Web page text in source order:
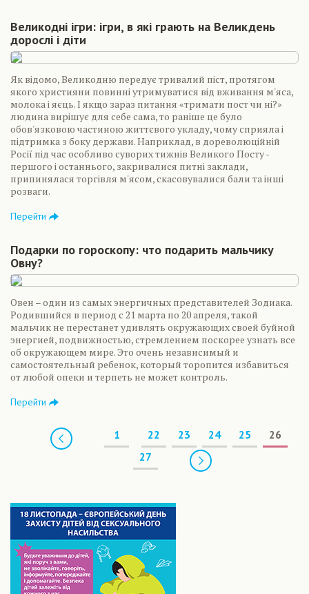
Великодні ігри: ігри, в які грають на Великдень
дорослі і діти
Як відомо, Великодню передує тривалий піст, протягом
якого християни повинні утримуватися від вживання м'яса,
молока і яєць. І якщо зараз питання «тримати пост чи ні?»
людина вирішує для себе сама, то раніше це було
обов'язковою частиною життєвого укладу, чому сприяла і
підтримка з боку держави. Наприклад, в дореволюційній
Росії під час особливо суворих тижнів Великого Посту -
першого і останнього, закривалися питні заклади,
припинялася торгівля м'ясом, скасовувалися бали та інші
розваги.
Перейти
Подарки по гороскопу: что подарить мальчику
Овну?
Овен – один из самых энергичных представителей Зодиака.
Родившийся в период с 21 марта по 20 апреля, такой
мальчик не перестанет удивлять окружающих своей буйной
энергией, подвижностью, стремлением поскорее узнать все
об окружающем мире. Это очень независимый и
самостоятельный ребенок, который торопится избавиться
от любой опеки и терпеть не может контроль.
Перейти
Предыдущая
1 22 23 24 25
26
27